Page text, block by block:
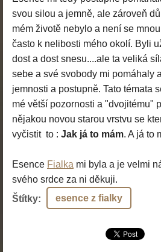
svou silou a jemně, ale zároveň
mém životě nebylo a není se
často k nelibosti mého okolí. Byli
dost a dost snesu....ale ta veliká
sebe a své svobody mi pomáhaly
jemnosti a postupně. Tato témata
mé větší pozornosti a "dvojitému"
nějakou novou starou vrstvu se
vyčistit to : Jak já to mám. A já to
Esence Fialka mi byla a je velmi
svého srdce za ni děkuji.
Štítky: esence z fialky